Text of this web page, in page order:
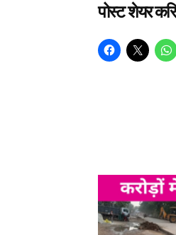
पोस्ट शेयर